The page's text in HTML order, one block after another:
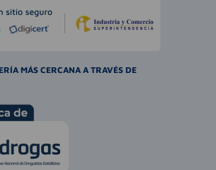
MÁS CERCANA A TRAVÉS DE